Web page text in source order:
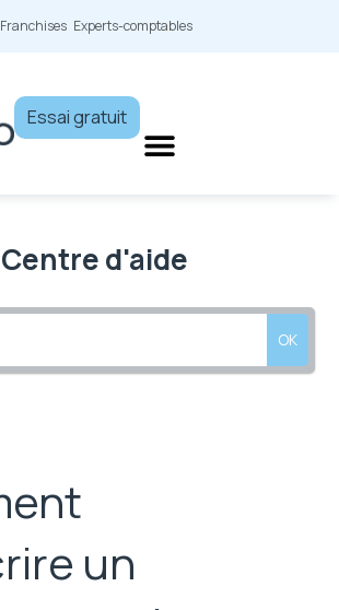
Franchises Experts-comptables
Essai gratuit
Centre d'aide
OK
un